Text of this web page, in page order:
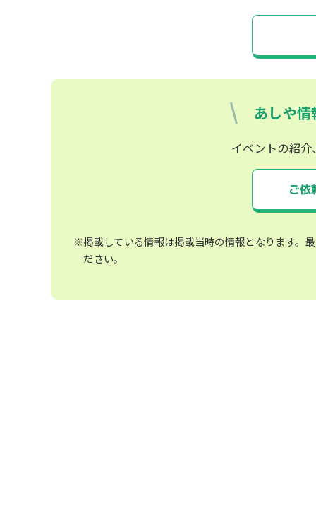
あしや
イベントの紹
ご依
※掲載している情報は掲載当時の情報となります。
ださい。